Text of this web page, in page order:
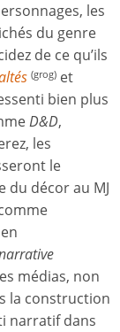
les
du genre
de ce qu’ils
(grog) et
bien plus
D&D,
les
le
du décor au MJ
médias, non
la construction
narratif dans